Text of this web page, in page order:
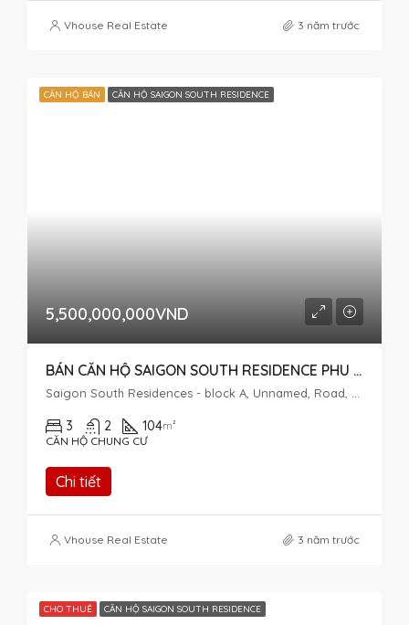
Vhouse Real Estate 3 năm trước
CĂN HỘ BÁN CĂN HỘ SAIGON SOUTH RESIDENCE
5,500,000,000VND
BÁN CĂN HỘ SAIGON SOUTH RESIDENCE PHU MY HUNG – TẦNG CAO
3 2 104m²
CĂN HỘ CHUNG CƯ
Chi tiết
Vhouse Real Estate 3 năm trước
CHO THUÊ CĂN HỘ SAIGON SOUTH RESIDENCE